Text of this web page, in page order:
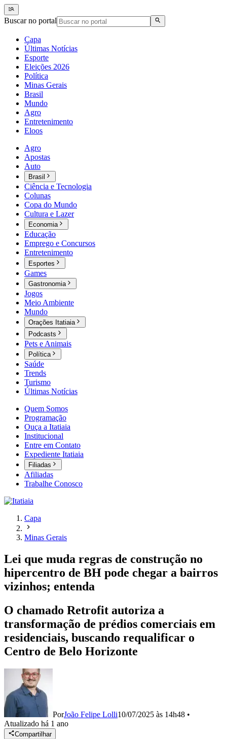
Buscar no portal
Capa
Últimas Notícias
Esporte
Eleições 2026
Política
Minas Gerais
Brasil
Mundo
Agro
Entretenimento
Eloos
Agro
Apostas
Auto
Brasil
Ciência e Tecnologia
Colunas
Copa do Mundo
Cultura e Lazer
Economia
Educação
Emprego e Concursos
Entretenimento
Esportes
Games
Gastronomia
Jogos
Meio Ambiente
Mundo
Orações Itatiaia
Podcasts
Pets e Animais
Política
Saúde
Trends
Turismo
Últimas Notícias
Quem Somos
Programação
Ouça a Itatiaia
Institucional
Entre em Contato
Expediente Itatiaia
Filiadas
Afiliadas
Trabalhe Conosco
Capa
Minas Gerais
Lei que muda regras de construção no
hipercentro de BH pode chegar a bairros
vizinhos; entenda
O chamado Retrofit autoriza a
transformação de prédios comerciais em
residenciais, buscando requalificar o
Centro de Belo Horizonte
PorJoão Felipe Lolli10/07/2025 às 14h48 •
Atualizado há 1 ano
Compartilhar